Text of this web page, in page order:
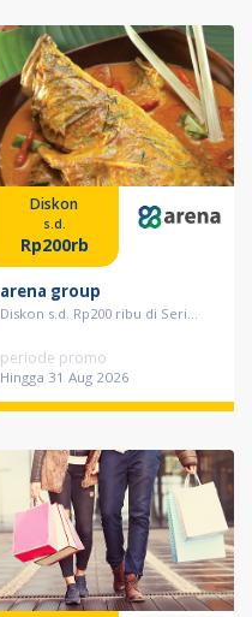
Diskon
s.d.
Rp200rb
arena group
Diskon s.d. Rp200 ribu di Seri...
periode promo
Hingga 31 Aug 2026